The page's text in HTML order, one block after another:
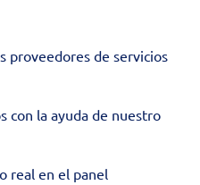
proveedores de servicios
con la ayuda de nuestro
real en el panel